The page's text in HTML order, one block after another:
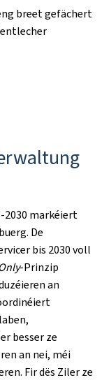
breet gefächert
2030 markéiert
De
bis 2030 voll
-Prinzip
an
besser ze
an nei, méi
Fir dës Ziler ze